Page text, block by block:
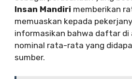
Insan Mandiri memberikan
memuaskan kepada
informasikan bahwa daftar di
nominal rata-rata yang
sumber.